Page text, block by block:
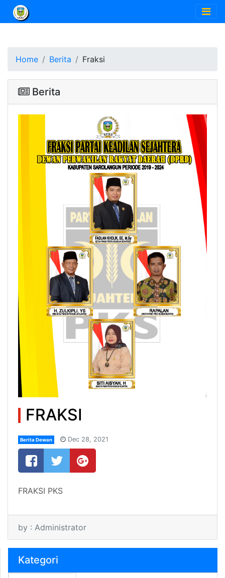
Home Berita Fraksi
Berita
FRAKSI
Berita Dewan Dec 28, 2021
FRAKSI PKS
by : Administrator
Kategori